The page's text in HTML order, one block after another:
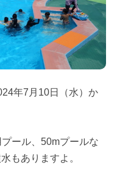
年7月10日（水）か
ール、50mプールな
もありますよ。